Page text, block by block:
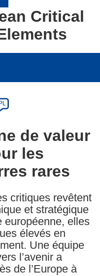
Critical
PL
de valeur
les
rares
critiques revêtent
et stratégique
européenne, elles
élevés en
Une équipe
l’avenir a
de l’Europe à